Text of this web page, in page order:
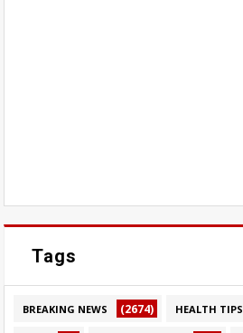
Tags
BREAKING NEWS (2674) HEALTH TIPS